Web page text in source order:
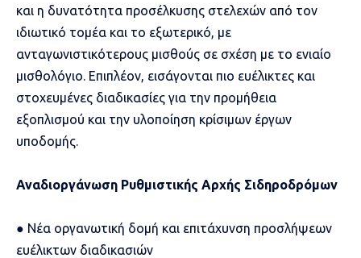
και η δυνατότητα προσέλκυσης στελεχών από τον
ιδιωτικό τομέα και το εξωτερικό, με
ανταγωνιστικότερους μισθούς σε σχέση με το ενιαίο
μισθολόγιο. Επιπλέον, εισάγονται πιο ευέλικτες και
στοχευμένες διαδικασίες για την προμήθεια
εξοπλισμού και την υλοποίηση κρίσιμων έργων
υποδομής.
Αναδιοργάνωση Ρυθμιστικής Αρχής Σιδηροδρόμων
● Νέα οργανωτική δομή και επιτάχυνση προσλήψεων
ευέλικτων διαδικασιών